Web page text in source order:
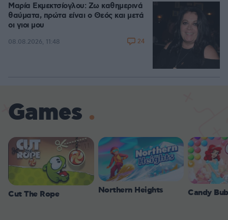
Μαρία Εκμεκτσίογλου: Ζω καθημερινά
θαύματα, πρώτα είναι ο Θεός και μετά
οι γιοι μου
08.08.2026, 11:48 24
Games
Cut The Rope Northern Heights Candy